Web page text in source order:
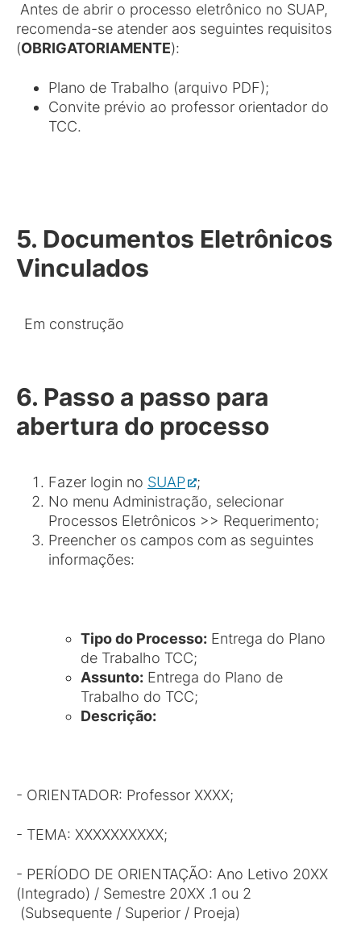
Antes de abrir o processo eletrônico no SUAP,
recomenda-se atender aos seguintes requisitos
(OBRIGATORIAMENTE):
Plano de Trabalho (arquivo PDF);
Convite prévio ao professor orientador do
TCC.
5. Documentos Eletrônicos
Vinculados
Em construção
6. Passo a passo para
abertura do processo
Fazer login no SUAP
;
No menu Administração, selecionar
Processos Eletrônicos >> Requerimento;
Preencher os campos com as seguintes
informações:
Tipo do Processo: Entrega do Plano
de Trabalho TCC;
Assunto: Entrega do Plano de
Trabalho do TCC;
Descrição:
- ORIENTADOR: Professor XXXX;
- TEMA: XXXXXXXXXX;
- PERÍODO DE ORIENTAÇÃO: Ano Letivo 20XX
(Integrado) / Semestre 20XX .1 ou 2
(Subsequente / Superior / Proeja)